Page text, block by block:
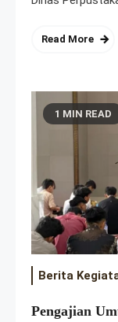
Read More
1 MIN READ
Berita
Pengajian